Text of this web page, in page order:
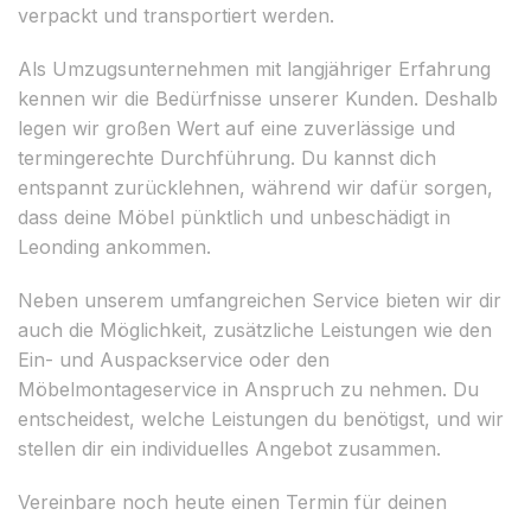
verpackt und transportiert werden.
Als Umzugsunternehmen mit langjähriger Erfahrung
kennen wir die Bedürfnisse unserer Kunden. Deshalb
legen wir großen Wert auf eine zuverlässige und
termingerechte Durchführung. Du kannst dich
entspannt zurücklehnen, während wir dafür sorgen,
dass deine Möbel pünktlich und unbeschädigt in
Leonding ankommen.
Neben unserem umfangreichen Service bieten wir dir
auch die Möglichkeit, zusätzliche Leistungen wie den
Ein- und Auspackservice oder den
Möbelmontageservice in Anspruch zu nehmen. Du
entscheidest, welche Leistungen du benötigst, und wir
stellen dir ein individuelles Angebot zusammen.
Vereinbare noch heute einen Termin für deinen